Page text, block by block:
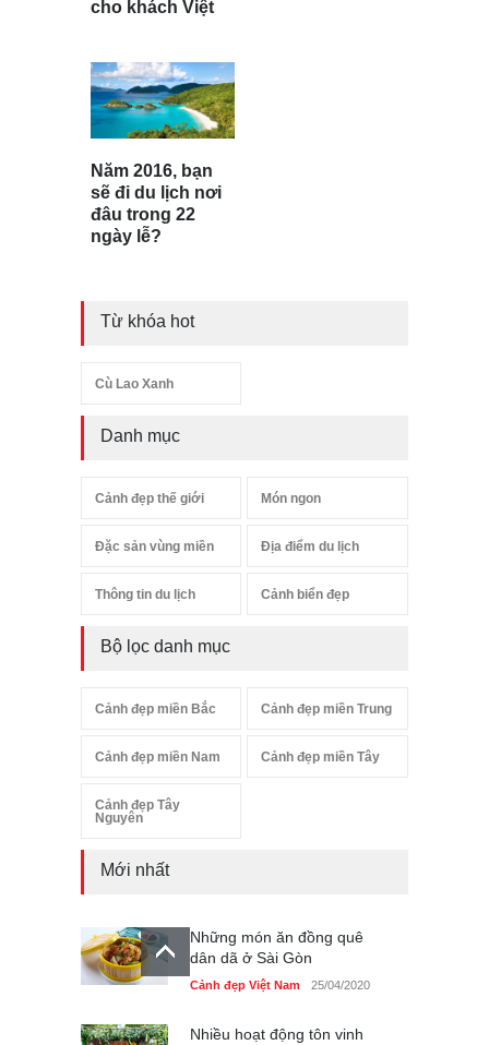
cho khách Việt
Năm 2016, bạn
sẽ đi du lịch nơi
đâu trong 22
ngày lễ?
Từ khóa hot
Cù Lao Xanh
Danh mục
Cảnh đẹp thế giới Món ngon
Đặc sản vùng miền Địa điểm du lịch
Thông tin du lịch Cảnh biển đẹp
Bộ lọc danh mục
Cảnh đẹp miền Bắc Cảnh đẹp miền Trung
Cảnh đẹp miền Nam Cảnh đẹp miền Tây
Cảnh đẹp Tây
Nguyên
Mới nhất
Những món ăn đồng quê
dân dã ở Sài Gòn
Cảnh đẹp Việt Nam 25/04/2020
Nhiều hoạt động tôn vinh